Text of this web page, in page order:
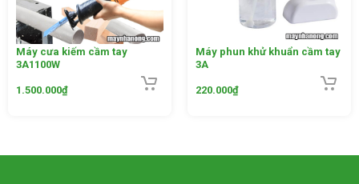
Máy cưa kiếm cầm tay
3A1100W
1.500.000₫
Máy phun khử khuẩn cầm tay
3A
220.000₫